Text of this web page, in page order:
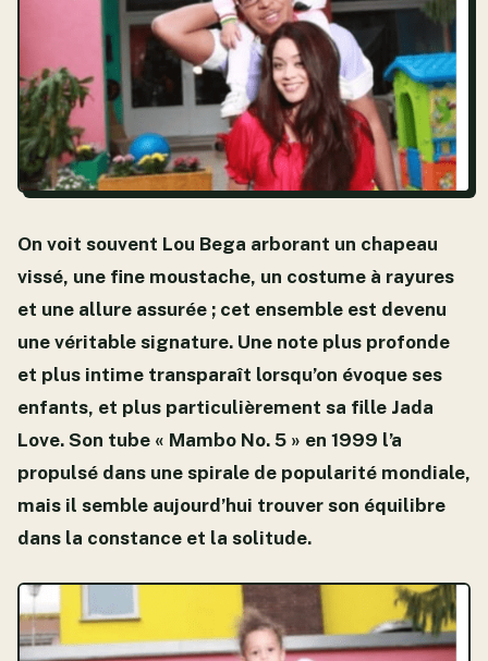
On voit souvent Lou Bega arborant un chapeau
vissé, une fine moustache, un costume à rayures
et une allure assurée ; cet ensemble est devenu
une véritable signature. Une note plus profonde
et plus intime transparaît lorsqu’on évoque ses
enfants, et plus particulièrement sa fille Jada
Love. Son tube « Mambo No. 5 » en 1999 l’a
propulsé dans une spirale de popularité mondiale,
mais il semble aujourd’hui trouver son équilibre
dans la constance et la solitude.